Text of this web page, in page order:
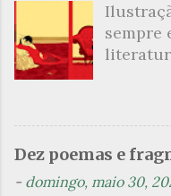
i
o
sempre
que
a partir
Dez poemas e
- domingo, maio 30,